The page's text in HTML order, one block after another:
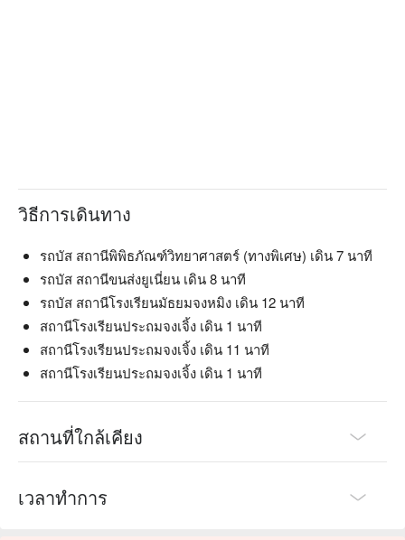
🍽️ 口碑必點
【招牌漬味牛舌】醃製入味，口感彈嫩帶韌
【熟成極上美國牛】香濃口感，肉質緊實醇厚
【日本清酒】香氣清雅，口感柔順
【梅酒】酸甜平衡，濃郁果香
【葡萄酒】果香濃郁，口感豐富
【約 40 種精選酒款】多樣風味，滿足各種口味
💡 未成年請勿飲酒；禁止酒駕
วิธีการเดินทาง
รถบัส สถานีพิพิธภัณฑ์วิทยาศาสตร์ (ทางพิเศษ) เดิน 7 นาที
รถบัส สถานีขนส่งยูเนี่ยน เดิน 8 นาที
รถบัส สถานีโรงเรียนมัธยมจงหมิง เดิน 12 นาที
สถานีโรงเรียนประถมจงเจิ้ง เดิน 1 นาที
สถานีโรงเรียนประถมจงเจิ้ง เดิน 11 นาที
สถานีโรงเรียนประถมจงเจิ้ง เดิน 1 นาที
สถานที่ใกล้เคียง
เวลาทำการ